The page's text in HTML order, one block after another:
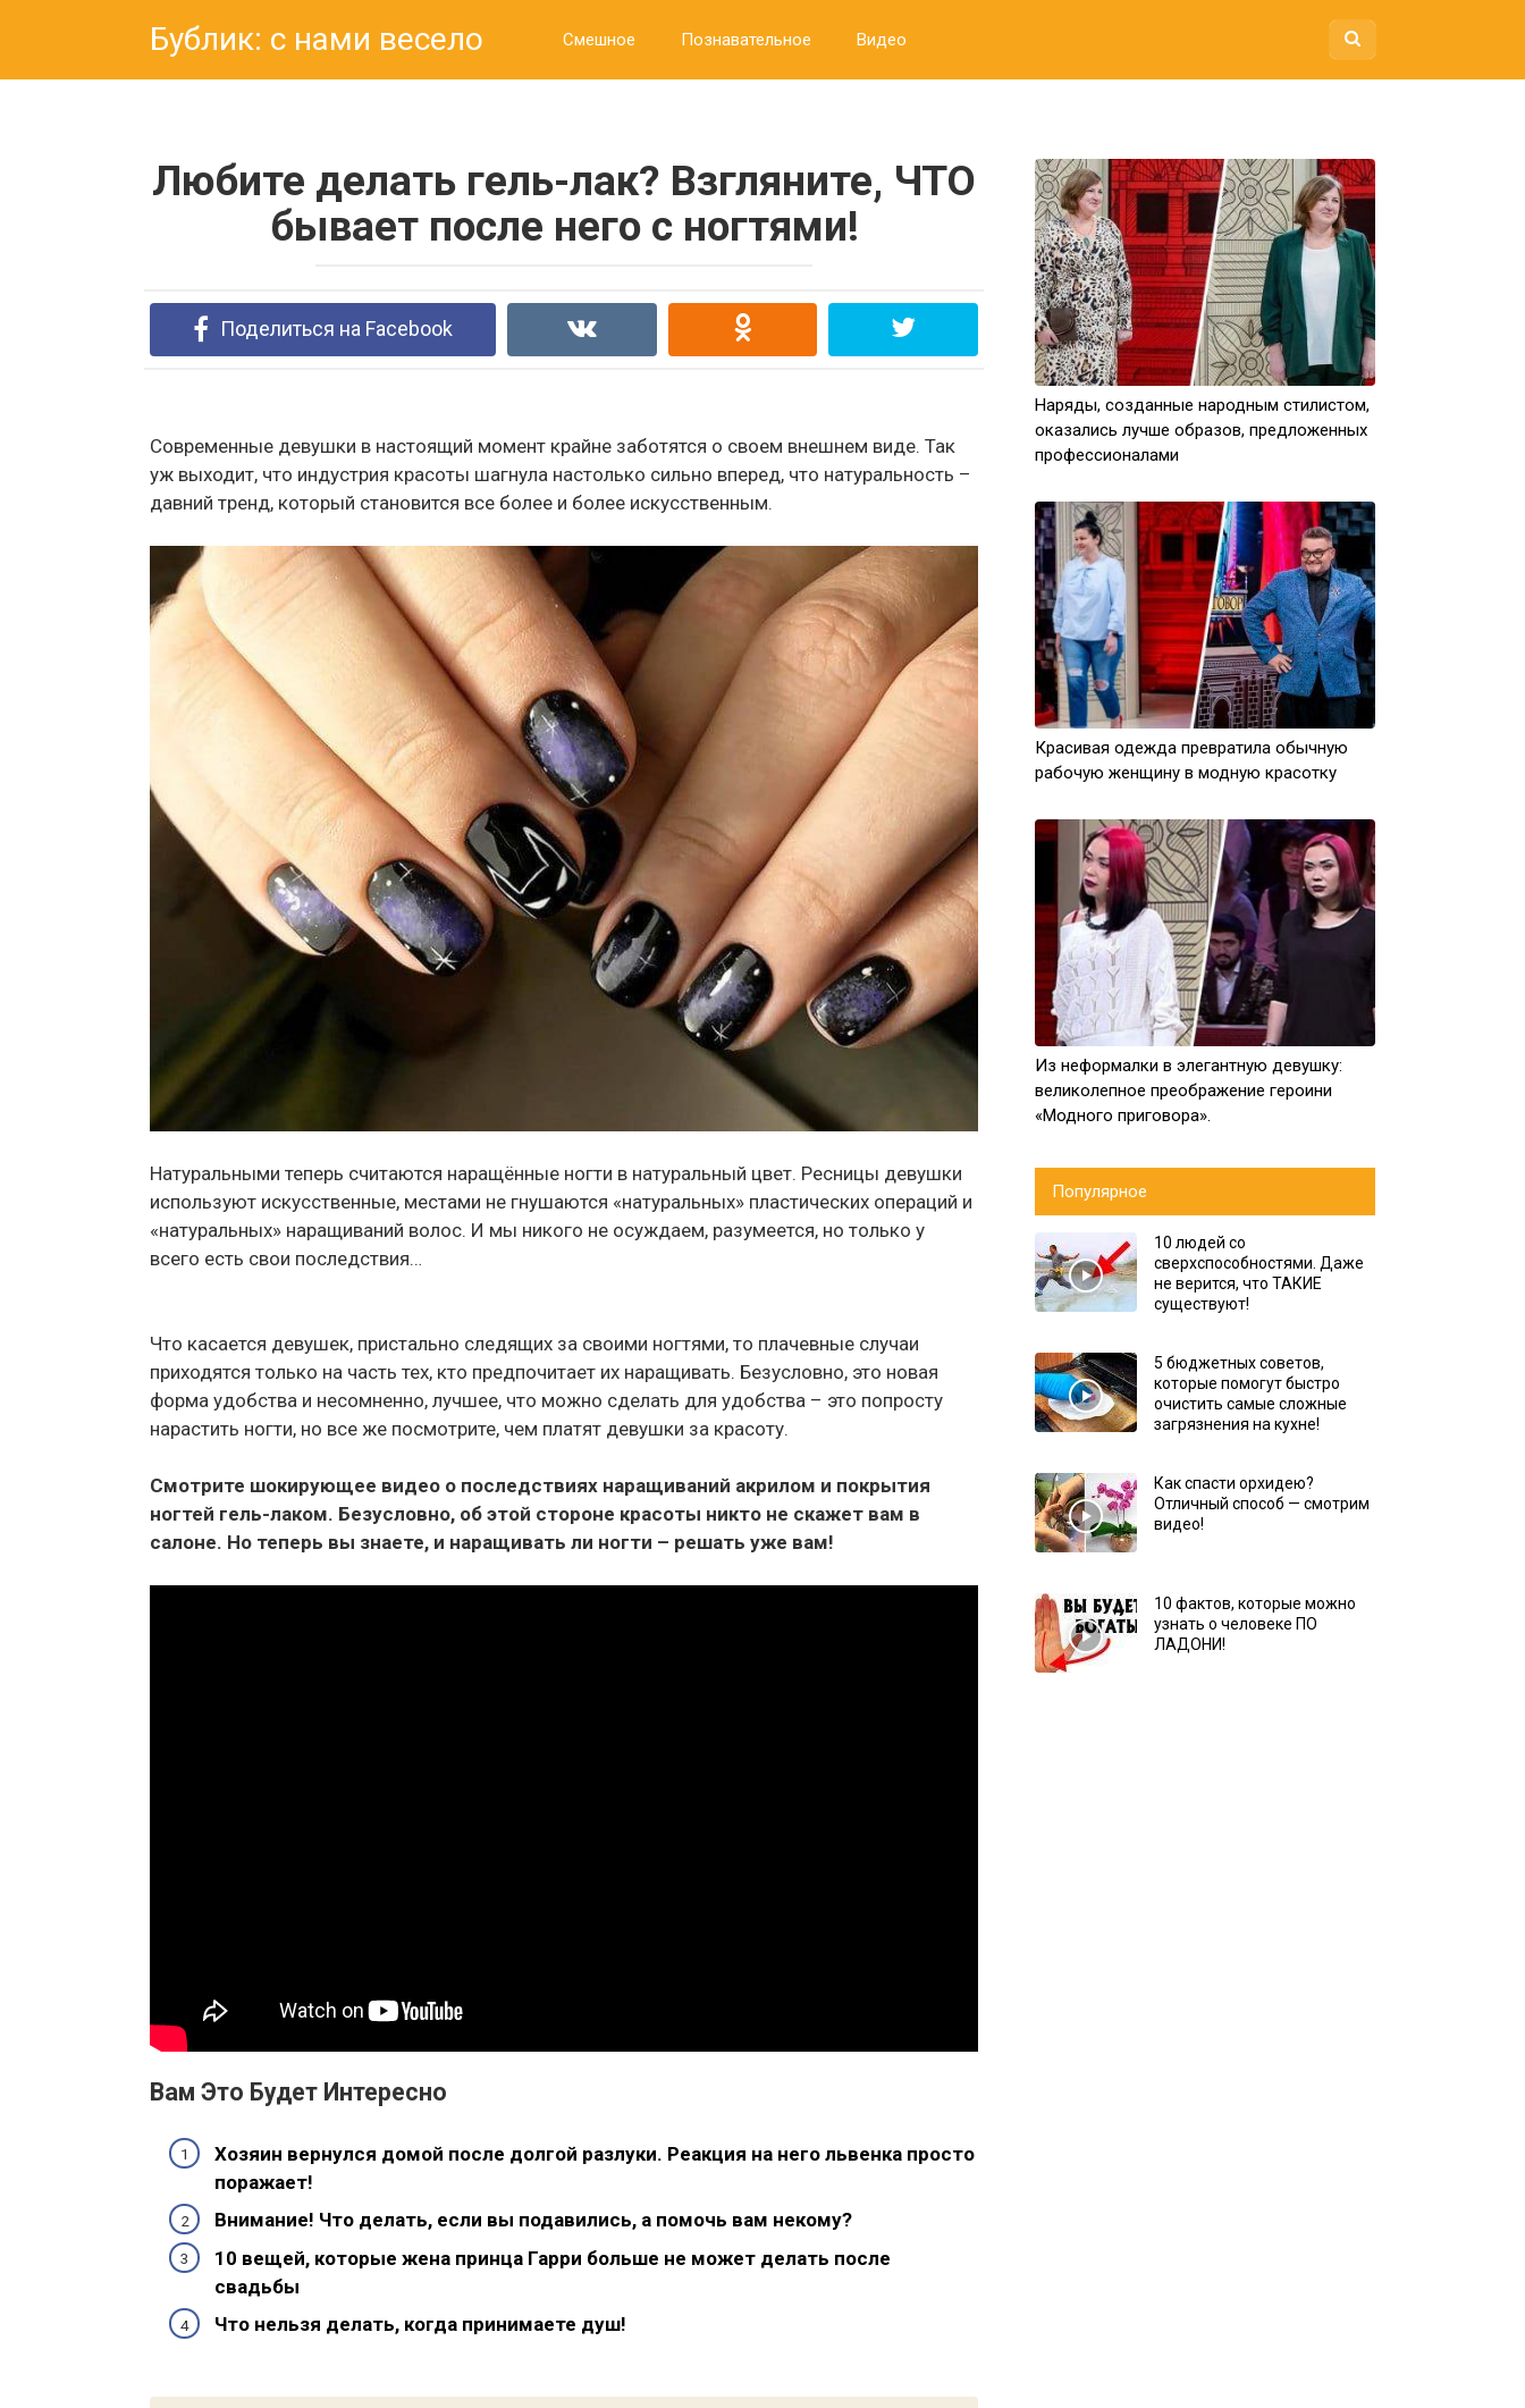
Бублик: с нами весело Смешное Познавательное Видео
Любите делать гель-лак? Взгляните, ЧТО
бывает после него с ногтями!
Поделиться на Facebook
Современные девушки в настоящий момент крайне заботятся о своем внешнем виде. Так
уж выходит, что индустрия красоты шагнула настолько сильно вперед, что натуральность –
давний тренд, который становится все более и более искусственным.
Натуральными теперь считаются наращённые ногти в натуральный цвет. Ресницы девушки
используют искусственные, местами не гнушаются «натуральных» пластических операций и
«натуральных» наращиваний волос. И мы никого не осуждаем, разумеется, но только у
всего есть свои последствия…
Что касается девушек, пристально следящих за своими ногтями, то плачевные случаи
приходятся только на часть тех, кто предпочитает их наращивать. Безусловно, это новая
форма удобства и несомненно, лучшее, что можно сделать для удобства – это попросту
нарастить ногти, но все же посмотрите, чем платят девушки за красоту.
Смотрите шокирующее видео о последствиях наращиваний акрилом и покрытия
ногтей гель-лаком. Безусловно, об этой стороне красоты никто не скажет вам в
салоне. Но теперь вы знаете, и наращивать ли ногти – решать уже вам!
Вам Это Будет Интересно
Хозяин вернулся домой после долгой разлуки. Реакция на него львенка просто
поражает!
Внимание! Что делать, если вы подавились, а помочь вам некому?
10 вещей, которые жена принца Гарри больше не может делать после
свадьбы
Что нельзя делать, когда принимаете душ!
Наряды, созданные народным стилистом,
оказались лучше образов, предложенных
профессионалами
Красивая одежда превратила обычную
рабочую женщину в модную красотку
Из неформалки в элегантную девушку:
великолепное преображение героини
«Модного приговора».
Популярное
10 людей со
сверхспособностями. Даже
не верится, что ТАКИЕ
существуют!
5 бюджетных советов,
которые помогут быстро
очистить самые сложные
загрязнения на кухне!
Как спасти орхидею?
Отличный способ — смотрим
видео!
10 фактов, которые можно
узнать о человеке ПО
ЛАДОНИ!